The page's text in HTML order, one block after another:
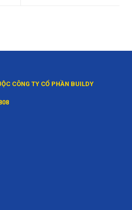
CÔNG TY CỔ PHẦN BUILDY